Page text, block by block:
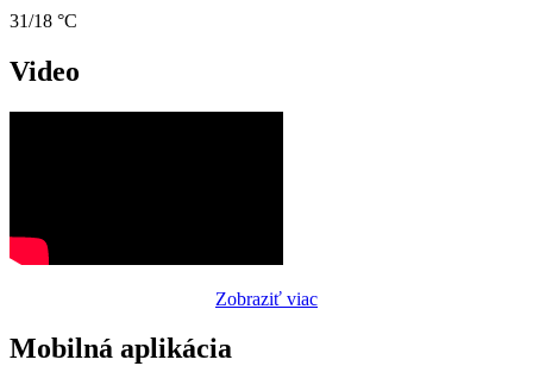
31/18 °C
Video
Zobraziť viac
Mobilná aplikácia